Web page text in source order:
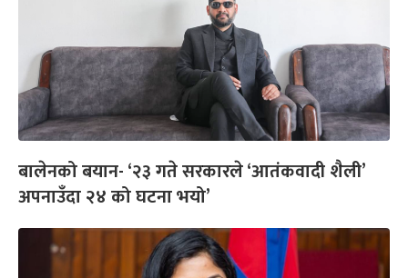
बालेनको बयान- ‘२३ गते सरकारले ‘आतंकवादी शैली’
अपनाउँदा २४ को घटना भयो’